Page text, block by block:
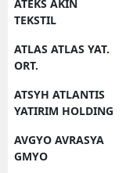
ATEKS AKIN
TEKSTIL
ATLAS ATLAS YAT.
ORT.
ATSYH ATLANTIS
YATIRIM HOLDING
AVGYO AVRASYA
GMYO